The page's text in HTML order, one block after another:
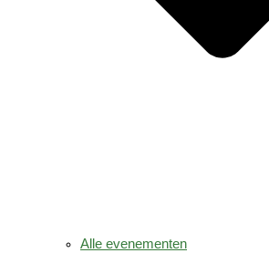
Alle evenementen